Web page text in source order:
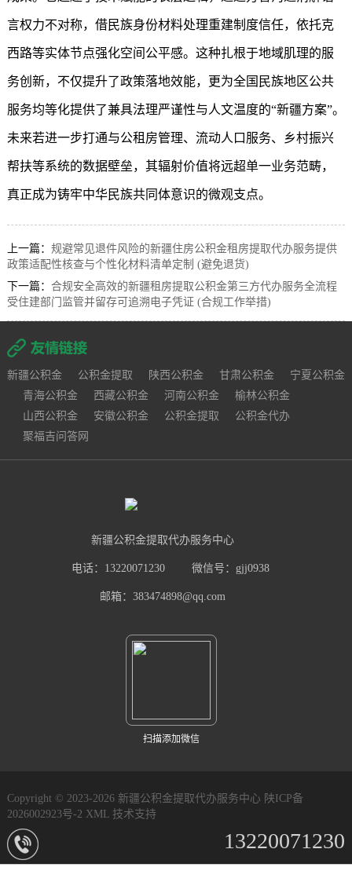
言权力不对称，借民族身份材料处理重建制度信任，依托克
西路等实体节点强化空间公平感。这种扎根于地域肌理的服
务创新，不仅提升了政策落地效能，更为全国民族地区公共
服务均等化提供了兼具法理严谨性与人文温度的“新疆方案”。
未来若进一步打通与公租房管理、流动人口服务、乡村振兴
帮扶等系统的数据壁垒，其辐射价值将远超单一业务范畴，
真正成为铸牢中华民族共同体意识的微观支点。
上一篇： 规避常见退件风险的新疆住房公积金租房提取代办服务提供
政策适配性核查与个性化材料清单定制 (避免退货)
下一篇： 合规安全高效的新疆租房提取公积金第三方代办服务全流程
受住建部门监管并留存可追溯电子凭证 (合规工作举措)
新疆公积金 公积金提取 陕西公积金 甘肃公积金
宁夏公积金
青海公积金
西藏公积金 河南公积金
榆林公积金
山西公积金
安徽公积金 公积金提取
公积金代办
聚福吉问答网
新疆公积金提取代办服务中心
电话：13220071230 微信号：gjj0938
邮箱：383474898@qq.com
扫描添加微信
Copyright © 2023-2026 新疆公积金提取代办服务中心 陕ICP备
2026002923号-2 XML 技术支持
13220071230